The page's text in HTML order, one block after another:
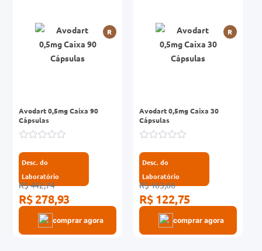
R
Avodart 0,5mg Caixa 90
Cápsulas
Desc. do
Laboratório
R$ 442,74
R$ 278,93
comprar agora
R
Avodart 0,5mg Caixa 30
Cápsulas
Desc. do
Laboratório
R$ 163,66
R$ 122,75
comprar agora